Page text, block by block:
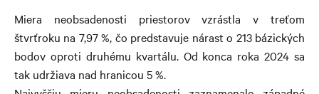
Miera neobsadenosti priestorov vzrástla v treťom
štvrťroku na 7,97 %, čo predstavuje nárast o 213 bázických
bodov oproti druhému kvartálu. Od konca roka 2024 sa
tak udržiava nad hranicou 5 %.